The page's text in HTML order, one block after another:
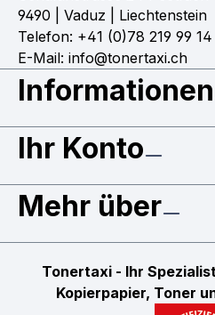
9490 | Vaduz | Liechtenstein
Telefon: +41 (0)78 219 99 14
E-Mail: info@tonertaxi.ch
Informationen
Ihr Konto
Mehr über
Tonertaxi - Ihr
Kopierpapier, Toner